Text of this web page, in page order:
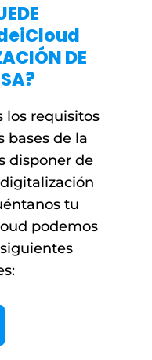
DE
los requisitos
bases de la
disponer de
tu
podemos